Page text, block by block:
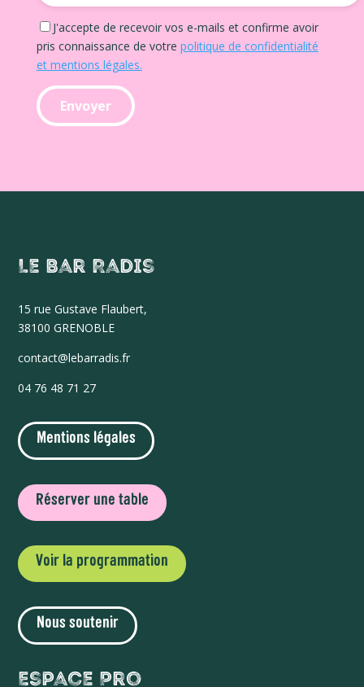
J'accepte de recevoir vos e-mails et confirme avoir
pris connaissance de votre politique de confidentialité
et mentions légales.
Le Bar Radis
15 rue Gustave Flaubert,
38100 GRENOBLE
contact@lebarradis.fr
04 76 48 71 27
Mentions légales
Réserver une table
Voir la programmation
Nous soutenir
Espace Pro